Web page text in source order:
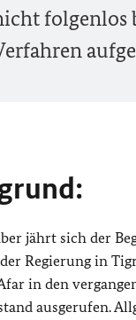
folgenlos
jährt sich der
Regierung in
in den
ausgerufen.